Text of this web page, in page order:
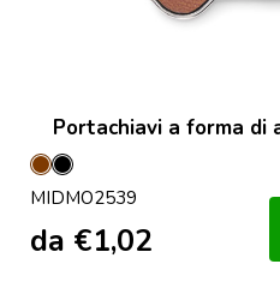
Portachiavi a forma di
Marrone
Nero
MIDMO2539
da €1,02